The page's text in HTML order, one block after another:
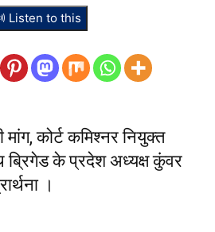
Listen to this
कोर्ट कमिश्नर नियुक्त
ब्रिगेड के प्रदेश अध्यक्ष कुंवर
।